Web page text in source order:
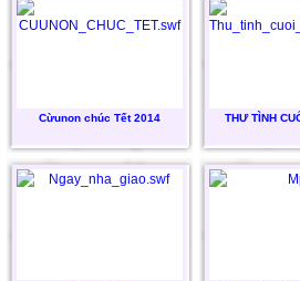
Cừunon chúc Tết 2014 THƯ TÌNH